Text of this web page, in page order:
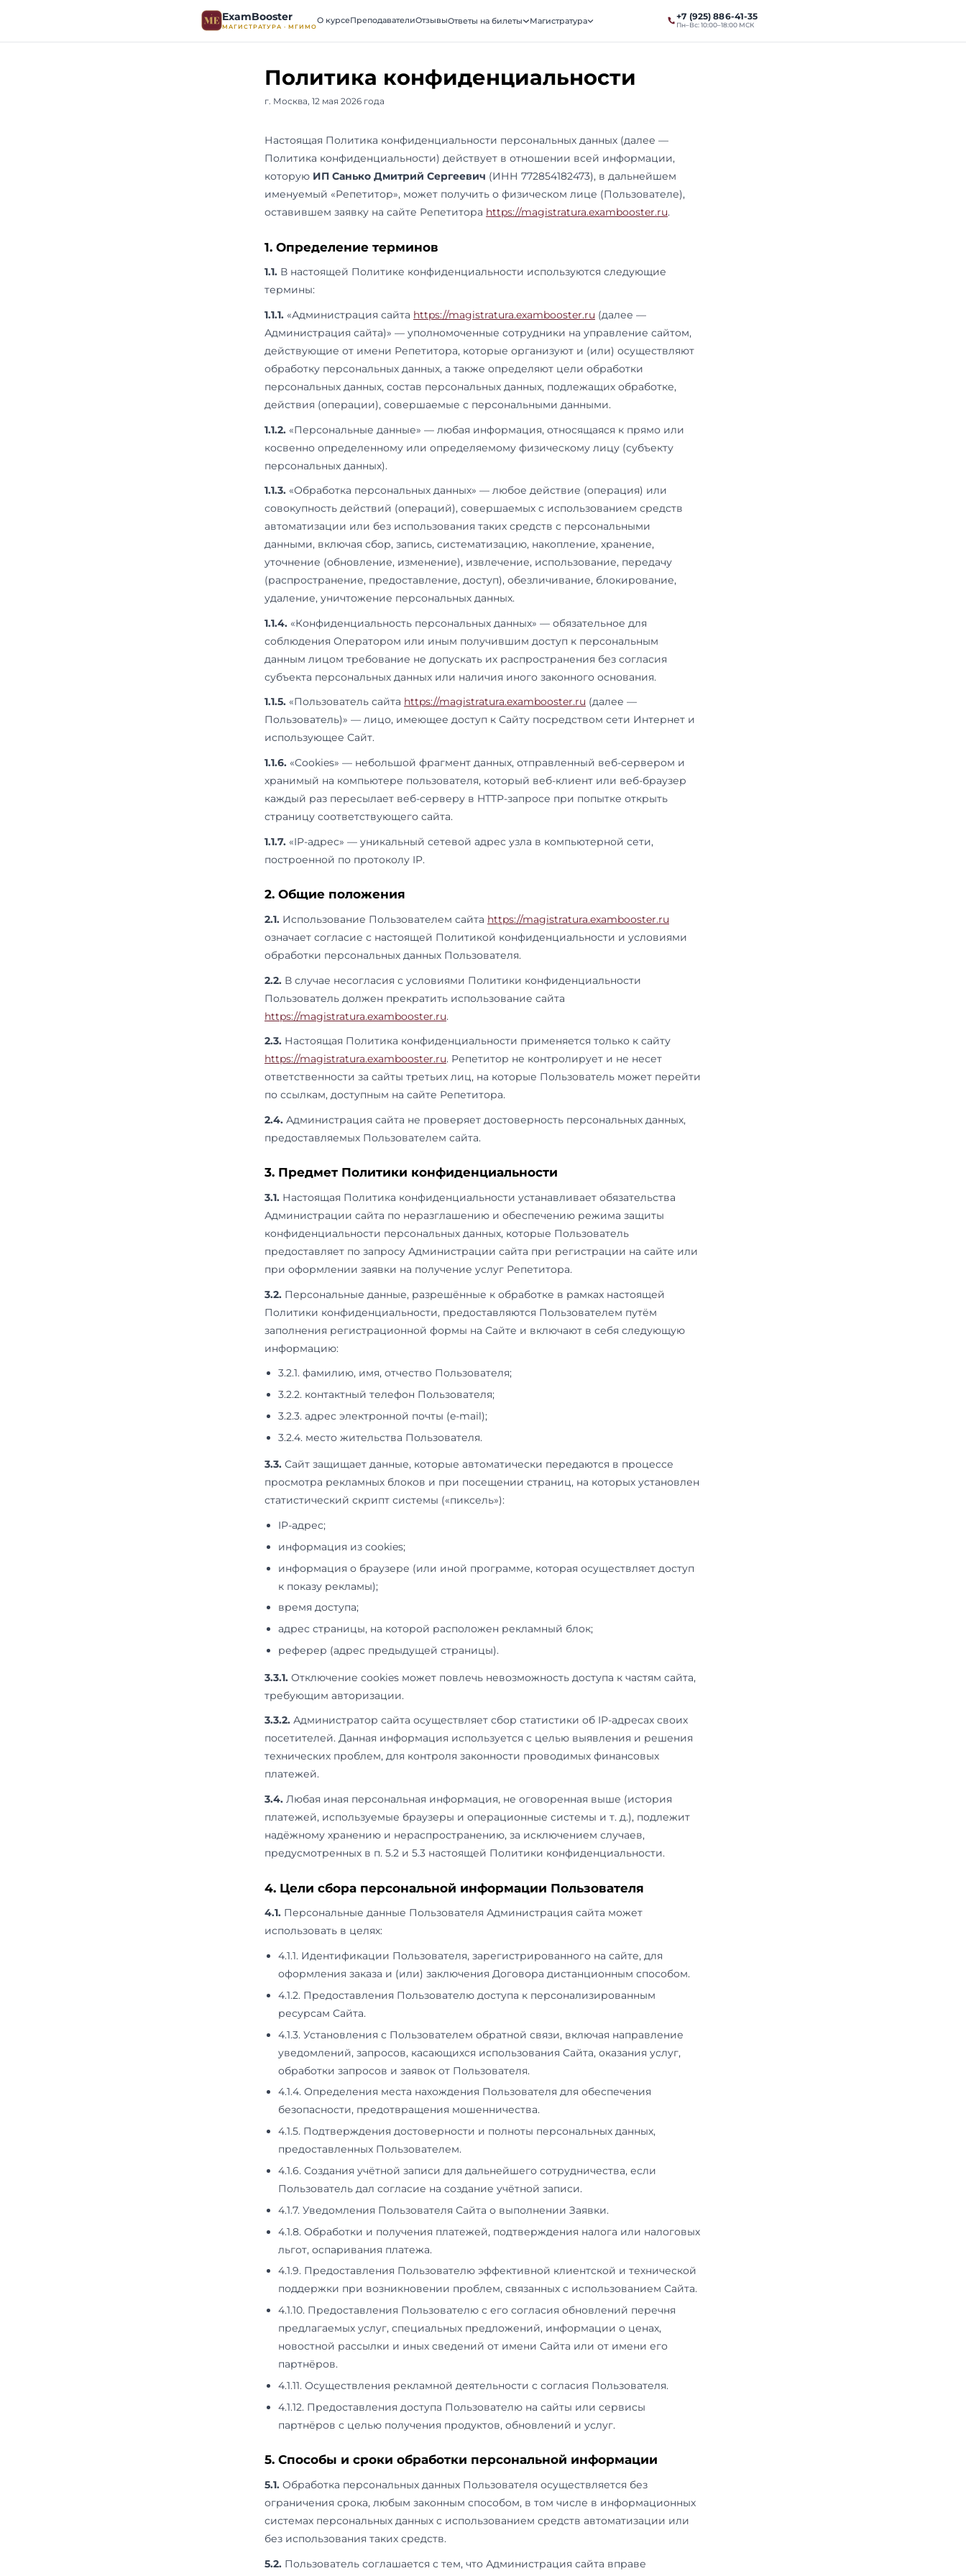
ExamBooster О курсеПреподавателиОтзывыОтветы на билеты Магистратура
Политика конфиденциальности
Настоящая Политика конфиденциальности персональных данных (далее —
Политика конфиденциальности) действует в отношении всей информации,
которуюИП Санько Дмитрий Сергеевич(ИНН 772854182473), в дальнейшем
именуемый «Репетитор», может получить о физическом лице (Пользователе),
оставившем заявку на сайте Репетитора
1. Определение терминов
1.1.В настоящей Политике конфиденциальности используются следующие
1.1.1.«Администрация сайтаhttps://magistratura.exambooster.ru
Администрация сайта)» — уполномоченные сотрудники на управление сайтом,
действующие от имени Репетитора, которые организуют и (или) осуществляют
обработку персональных данных, а также определяют цели обработки
персональных данных, состав персональных данных, подлежащих обработке,
действия (операции), совершаемые с персональными данными.
«Персональные данные» — любая информация, относящаяся к прямо или
косвенно определенному или определяемому физическому лицу (субъекту
персональных данных).
совокупность действий (операций), совершаемых с использованием средств
автоматизации или без использования таких средств с персональными
данными, включая сбор, запись, систематизацию, накопление, хранение,
уточнение (обновление, изменение), извлечение, использование, передачу
(распространение, предоставление, доступ), обезличивание, блокирование,
удаление, уничтожение персональных данных.
1.1.4.«Конфиденциальность персональных данных» — обязательное для
соблюдения Оператором или иным получившим доступ к персональным
данным лицом требование не допускать их распространения без согласия
субъекта персональных данных или наличия иного законного основания.
Пользователь)» — лицо, имеющее доступ к Сайту посредством сети Интернет и
использующее Сайт.
1.1.6.«Cookies» — небольшой фрагмент данных, отправленный веб-сервером и
хранимый на компьютере пользователя, который веб-клиент или веб-браузер
каждый раз пересылает веб-серверу в HTTP-запросе при попытке открыть
страницу соответствующего сайта.
«IP-адрес» — уникальный сетевой адрес узла в компьютерной сети,
построенной по протоколу IP.
2. Общие положения
означает согласие с настоящей Политикой конфиденциальности и условиями
обработки персональных данных Пользователя.
2.2.
В случае несогласия с условиями Политики конфиденциальности
Пользователь должен прекратить использование сайта
https://magistratura.exambooster.ru.
2.3.Настоящая Политика конфиденциальности применяется только к сайту
https://magistratura.exambooster.ru
. Репетитор не контролирует и не несет
ответственности за сайты третьих лиц, на которые Пользователь может перейти
по ссылкам, доступным на сайте Репетитора.
2.4.Администрация сайта не проверяет достоверность персональных данных,
предоставляемых Пользователем сайта.
3. Предмет Политики конфиденциальности
3.1. Настоящая Политика конфиденциальности устанавливает обязательства
конфиденциальности персональных данных, которые Пользователь
предоставляет по запросу Администрации сайта при регистрации на сайте или
при оформлении заявки на получение услуг Репетитора.
3.2.
Персональные данные, разрешённые к обработке в рамках настоящей
информацию:
3.2.1. фамилию, имя, отчество Пользователя;
3.2.2. контактный телефон Пользователя;
3.2.4. место жительства Пользователя.
3.3.Сайт защищает данные, которые автоматически передаются в процессе
просмотра рекламных блоков и при посещении страниц, на которых установлен
IP-адрес;
информация из cookies;
информация о браузере (или иной программе, которая осуществляет доступ
к показу рекламы);
время доступа;
адрес страницы, на которой расположен рекламный блок;
реферер (адрес предыдущей страницы).
3.3.1.Отключение cookies может повлечь невозможность доступа к частям сайта,
требующим авторизации.
3.3.2.Администратор сайта осуществляет сбор статистики об IP-адресах своих
посетителей. Данная информация используется с целью выявления и решения
технических проблем, для контроля законности проводимых финансовых
платежей.
3.4.Любая иная персональная информация, не оговоренная выше (история
платежей, используемые браузеры и операционные системы и т. д.), подлежит
надёжному хранению и нераспространению, за исключением случаев,
предусмотренных в п. 5.2 и 5.3 настоящей Политики конфиденциальности.
4. Цели сбора персональной информации Пользователя
4.1.Персональные данные Пользователя Администрация сайта может
использовать в целях:
оформления заказа и (или) заключения Договора дистанционным способом.
4.1.2. Предоставления Пользователю доступа к персонализированным
ресурсам Сайта.
4.1.3. Установления с Пользователем обратной связи, включая направление
уведомлений, запросов, касающихся использования Сайта, оказания услуг,